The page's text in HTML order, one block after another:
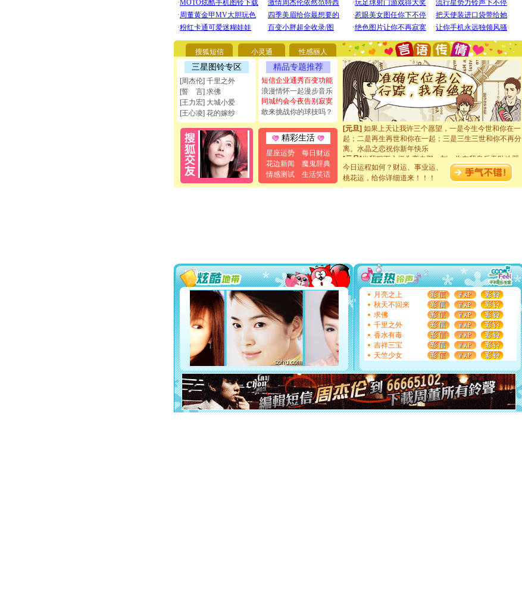
搜狐短信 小灵通 性感丽人
三星图铃专区
[周杰伦] 千里之外
[誓 言] 求佛
[王力宏] 大城小爱
[王心凌] 花的嫁纱
精品专题推荐
短信企业通秀百变功能
浪漫情怀一起漫步音乐
同城约会今夜告别寂寞
敢来挑战你的球技吗？
精彩生活
星座运势
每日财运
花边新闻
魔鬼辞典
情感测试
生活笑话
[圣诞节] 圣诞节到了，想想没什么送给你的，又不打算给
你太多，只有给你五千万：千万快乐！千万要健康！千万
要平安！千万要知足！千万不要忘记我！
[圣诞节]不只这样的日子才会想起你,而是这样的日子才
能正大光明地骚扰你,告诉你,圣诞要快乐!新年要快乐!天天
都要快乐噢!
[圣诞节] 奉上一颗祝福的心,在这个特别的日子里,愿幸福,
如意,快乐,鲜花,一切美好的祝愿与你同在.圣诞快乐!
[元旦]看到你我会触电；看不到你我要充电；没有你我会
断电。爱你是我职业，想你是我事业，抱你是我特长，吻
你是我专业！水晶之恋祝你新年快乐
[元旦]如果上天让我许三个愿望，一是今生今世和你在一
起；二是再生再世和你在一起；三是三生三世和你不再分
离。水晶之恋祝你新年快乐
[元旦]当我狠下心扭头离去那一刻，你在我身后无助地哭
泣，这痛楚让我明白我多么爱你。我转身抱住你：这猪不
卖了。水晶之恋祝你新年快乐。
[春节]风柔雨润好月圆，半岛铁盒伴身边，每日尽显开心
要平安！千万要知足！千万不要忘记我！
[圣诞节]不只这样的日子才会想起你,而是这样的日子才
能正大光明地骚扰你,告诉你,圣诞要快乐!新年要快乐!天天
都要快乐噢!
[圣诞节]奉上一颗祝福的心,在这个特别的日子里,愿幸福,
如意,快乐,鲜花,一切美好的祝愿与你同在.圣诞快乐!
[元旦]
看到你我会触电；看不到你我要充电；没有你我会
断电。爱你是我职业，想你是我事业，抱你是我特长，吻
你是我专业！水晶之恋祝你新年快乐
[元旦]
如果上天让我许三个愿望，一是今生今世和你在一
起；二是再生再世和你在一起；三是三生三世和你不再分
离。水晶之恋祝你新年快乐
[元旦]当我狠下心扭头离去那一刻，你在我身后无助地哭
泣，这痛楚让我明白我多么爱你。我转身抱住你：这猪不
卖了。水晶之恋祝你新年快乐。
今日运程如何？财运、事业运、
桃花运，给你详细道来！！！
月亮之上
秋天不回来
求佛
千里之外
香水有毒
吉祥三宝
天竺少女